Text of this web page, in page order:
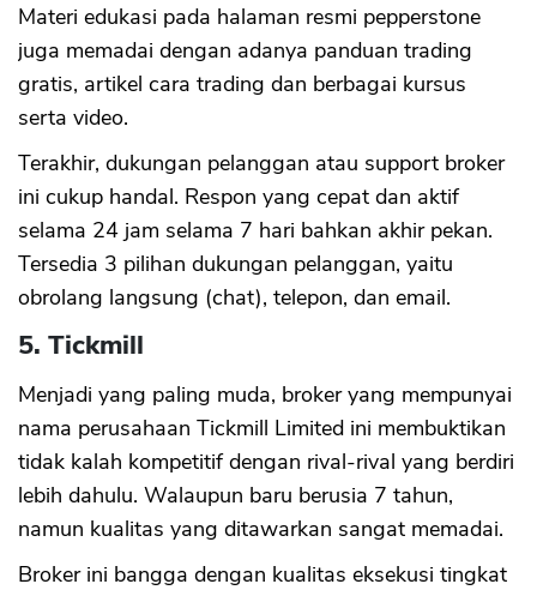
Materi edukasi pada halaman resmi pepperstone
juga memadai dengan adanya panduan trading
gratis, artikel cara trading dan berbagai kursus
serta video.
Terakhir, dukungan pelanggan atau support broker
ini cukup handal. Respon yang cepat dan aktif
selama 24 jam selama 7 hari bahkan akhir pekan.
Tersedia 3 pilihan dukungan pelanggan, yaitu
obrolang langsung (chat), telepon, dan email.
5. Tickmill
Menjadi yang paling muda, broker yang mempunyai
nama perusahaan Tickmill Limited ini membuktikan
tidak kalah kompetitif dengan rival-rival yang berdiri
lebih dahulu. Walaupun baru berusia 7 tahun,
namun kualitas yang ditawarkan sangat memadai.
Broker ini bangga dengan kualitas eksekusi tingkat